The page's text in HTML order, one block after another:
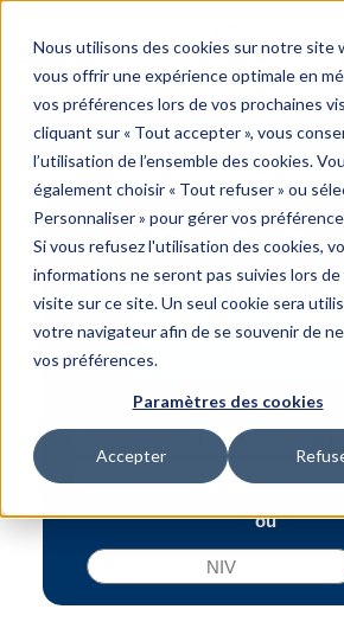
Nous utilisons des cookies sur notre site
vous offrir une expérience optimale en
vos préférences lors de vos prochaines
cliquant sur « Tout accepter », vous
l’utilisation de l’ensemble des cookies.
également choisir « Tout refuser » ou
Personnaliser » pour gérer vos
Si vous refusez l'utilisation des cookies,
informations ne seront pas suivies lors
visite sur ce site. Un seul cookie sera
votre navigateur afin de se souvenir de
vos préférences.
Paramètres des cookies
Accepter
menu
RECHERCHE DE
Véhicule | NIV
Numéro de pièce |
ou